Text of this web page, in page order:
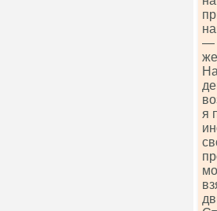
—
я